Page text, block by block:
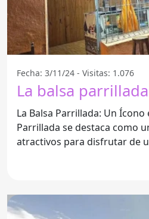
Fecha: 3/11/24 - Visitas: 1.076
La balsa
La Balsa Parrillada: Un Ícono en
Parrillada se destaca como
atractivos para disfrutar de